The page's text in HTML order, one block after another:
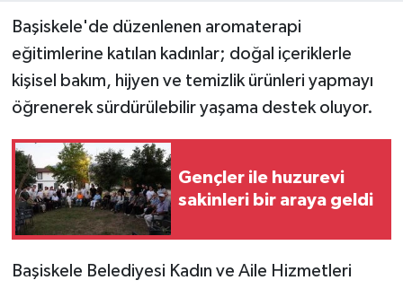
Başiskele'de düzenlenen aromaterapi
eğitimlerine katılan kadınlar; doğal içeriklerle
kişisel bakım, hijyen ve temizlik ürünleri yapmayı
öğrenerek sürdürülebilir yaşama destek oluyor.
Gençler ile huzurevi
sakinleri bir araya geldi
Başiskele Belediyesi Kadın ve Aile Hizmetleri